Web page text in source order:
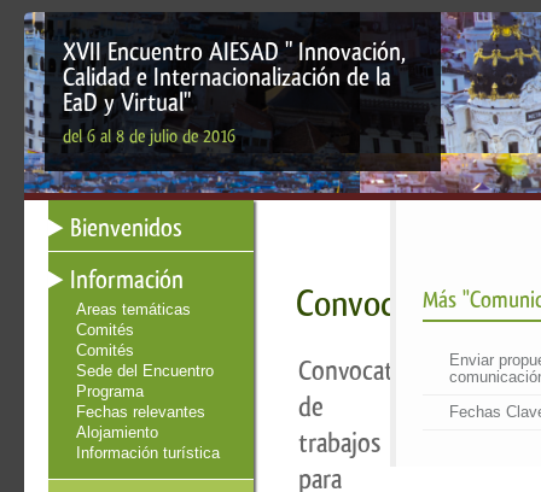
XVII Encuentro AIESAD " Innovación,
Calidad e Internacionalización de la
EaD y Virtual"
del 6 al 8 de julio de 2016
Más
Enviar
Fechas
Bienvenidos
Información
Áreas temáticas
Comités
Comités
Sede del Encuentro
Programa
Fechas relevantes
Alojamiento
Información turística
Convocatoria
Convocatoria
de
trabajos
para